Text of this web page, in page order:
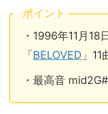
ポイント
・1996年11月18
「 BELOVED 」11
・最高音 mid2G#